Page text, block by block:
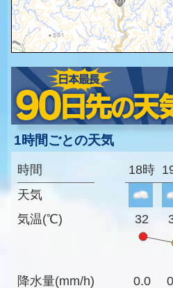
1時間ごとの天気
時間
天気
気温(℃)
降水量(mm/h)
18時
32
0.0